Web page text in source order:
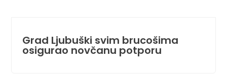
Grad Ljubuški svim brucošima
osigurao novčanu potporu